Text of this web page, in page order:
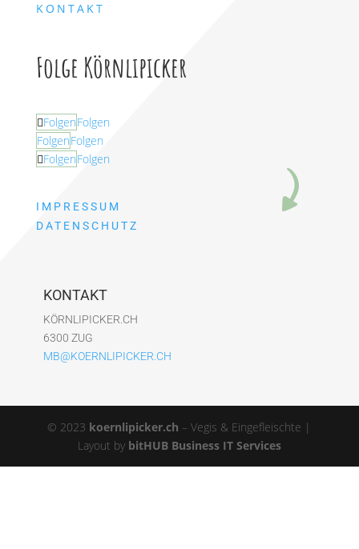
KONTAKT
Folge Körnlipicker
FolgenFolgen
FolgenFolgen
FolgenFolgen
IMPRESSUM
DATENSCHUTZ
KONTAKT
KÖRNLIPICKER.CH
6300 ZUG
MB@KOERNLIPICKER.CH
© 2023 koernlipicker.ch – Vegis & Eingefleischte |
Layout by bitHUB Business IT Services